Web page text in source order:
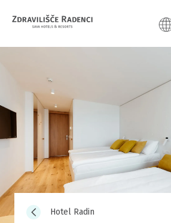
Hotel Radin